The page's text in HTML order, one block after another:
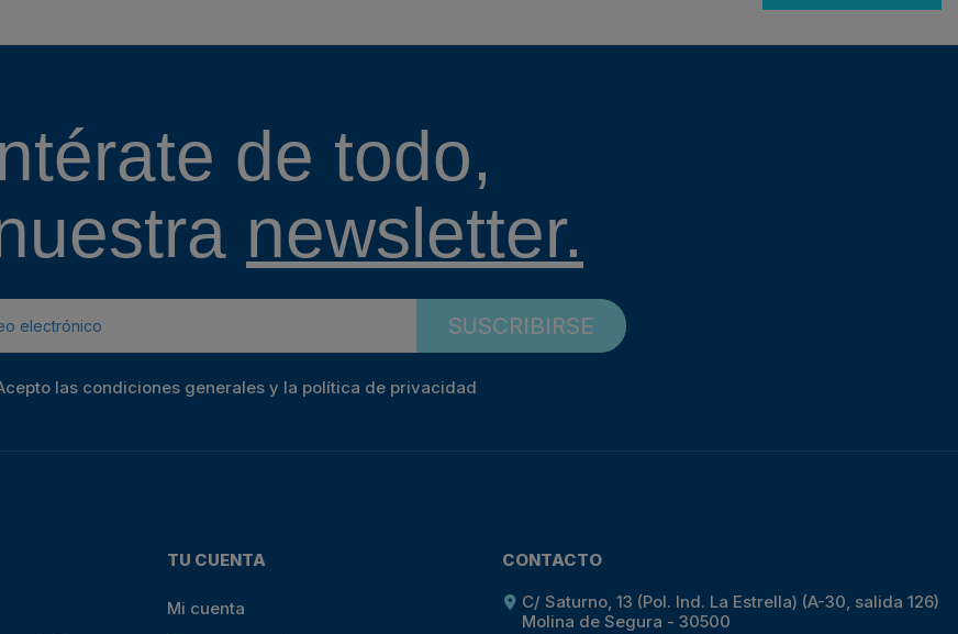
de todo,
newsletter.
SUSCRIBIRSE
las condiciones generales y la política de privacidad
TU CUENTA
Mi cuenta
CONTACTO
C/ Saturno, 13 (Pol. Ind. La Estrella) (A-30, salida 126)
Molina de Segura - 30500